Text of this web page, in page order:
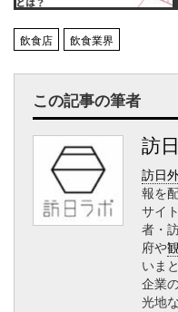
飲食店 飲食業界
この記事の筆者
訪
訪日
報を
サイ
者・
府や
いま
企業
光地